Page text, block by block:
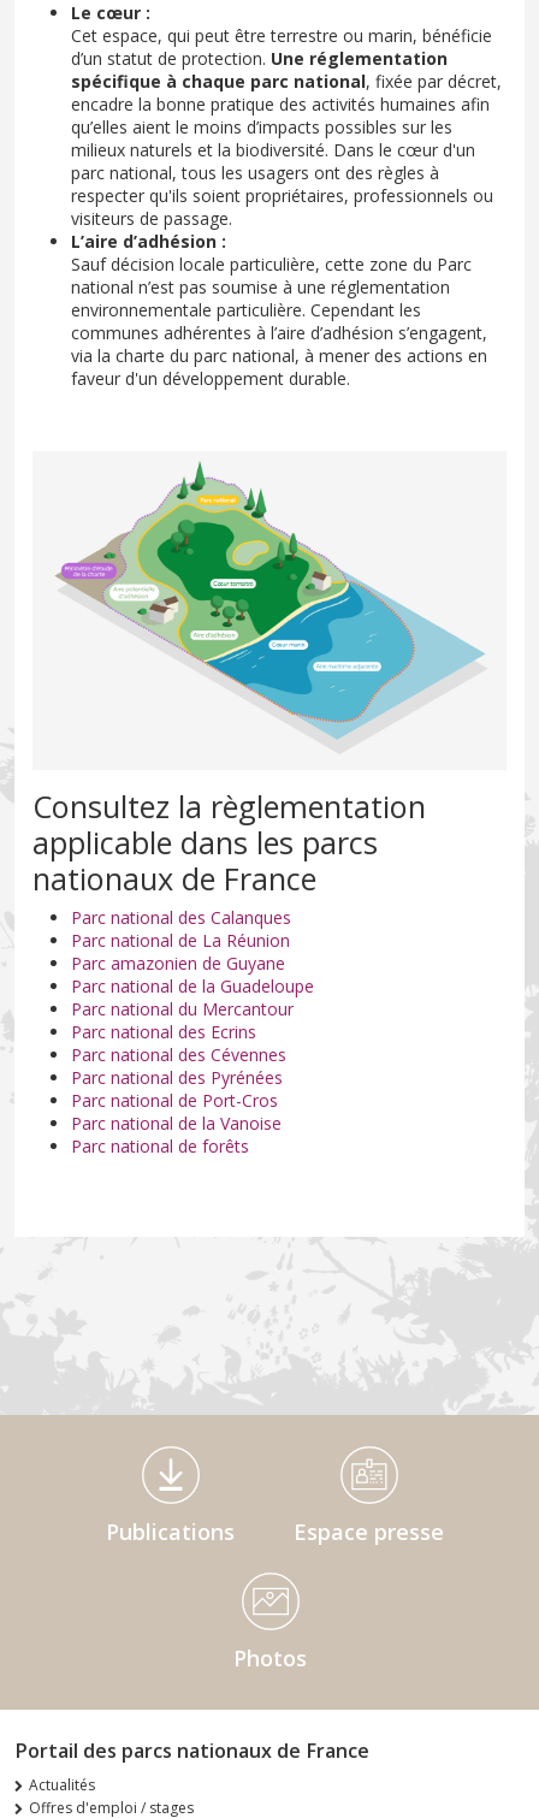
Le cœur :
Cet espace, qui peut être terrestre ou marin, bénéficie
d’un statut de protection. Une réglementation
spécifique à chaque parc national, fixée par décret,
encadre la bonne pratique des activités humaines afin
qu’elles aient le moins d’impacts possibles sur les
milieux naturels et la biodiversité. Dans le cœur d'un
parc national, tous les usagers ont des règles à
respecter qu'ils soient propriétaires, professionnels ou
visiteurs de passage.
L’aire d’adhésion :
Sauf décision locale particulière, cette zone du Parc
national n’est pas soumise à une réglementation
environnementale particulière. Cependant les
communes adhérentes à l’aire d’adhésion s’engagent,
via la charte du parc national, à mener des actions en
faveur d'un développement durable.
Consultez la règlementation
applicable dans les parcs
nationaux de France
Parc national des Calanques
Parc national de La Réunion
Parc amazonien de Guyane
Parc national de la Guadeloupe
Parc national du Mercantour
Parc national des Ecrins
Parc national des Cévennes
Parc national des Pyrénées
Parc national de Port-Cros
Parc national de la Vanoise
Parc national de forêts
Médiathèque Footer
Publications Espace presse
Photos
Portail des parcs nationaux de France
Actualités
Offres d'emploi / stages